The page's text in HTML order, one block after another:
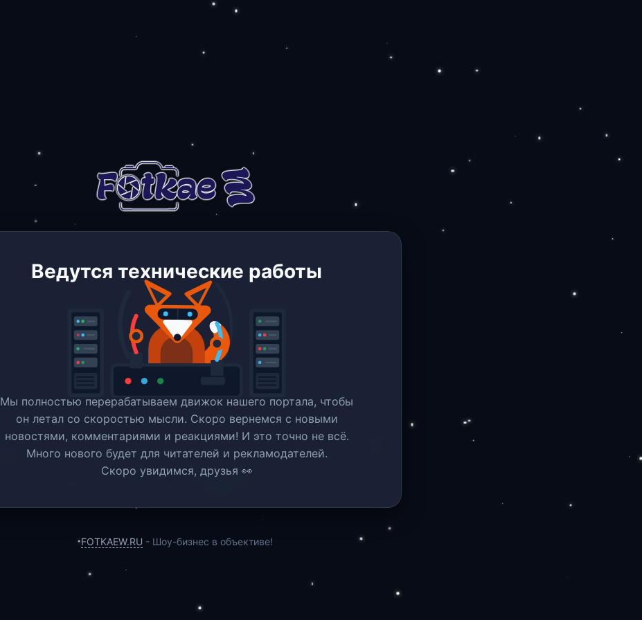
Ведутся технические работы
Мы полностью перерабатываем движок нашего портала, чтобы
он летал со скоростью мысли. Скоро вернемся c новыми
новостями, комментариями и реакциями! И это точно не всё.
Много нового будет для читателей и рекламодателей.
Скоро увидимся, друзья 👀
FOTKAEW.RU - Шоу-бизнес в объективе!